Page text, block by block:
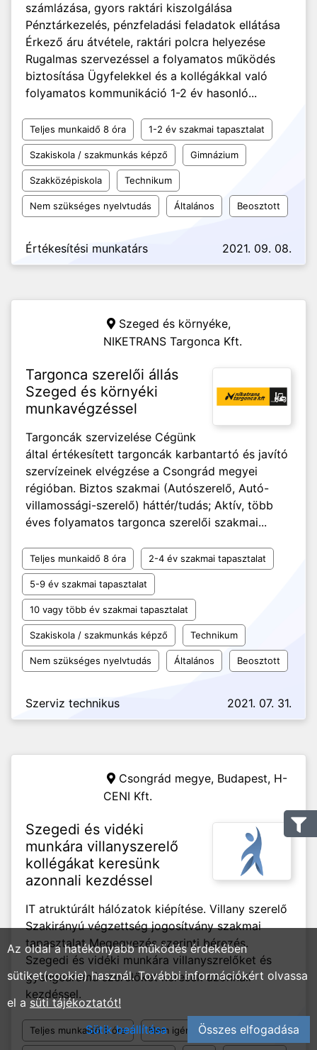
számlázása, gyors raktári kiszolgálása
Pénztárkezelés, pénzfeladási feladatok ellátása
Érkező áru átvétele, raktári polcra helyezése
Rugalmas szervezéssel a folyamatos működés
biztosítása Ügyfelekkel és a kollégákkal való
folyamatos kommunikáció 1-2 év hasonló...
Teljes munkaidő 8 óra 1-2 év szakmai tapasztalat
Szakiskola / szakmunkás képző Gimnázium
Szakközépiskola Technikum
Nem szükséges nyelvtudás Általános Beosztott
Értékesítési munkatárs 2021. 09. 08.
Szeged és környéke,
NIKETRANS Targonca Kft.
Targonca szerelői állás
Szeged és környéki
munkavégzéssel
Targoncák szervizelése Cégünk
által értékesített targoncák karbantartó és javító
szervízeinek elvégzése a Csongrád megyei
régióban. Biztos szakmai (Autószerelő, Autó-
villamossági-szerelő) háttér/tudás; Aktív, több
éves folyamatos targonca szerelői szakmai...
Teljes munkaidő 8 óra 2-4 év szakmai tapasztalat
5-9 év szakmai tapasztalat
10 vagy több év szakmai tapasztalat
Szakiskola / szakmunkás képző Technikum
Nem szükséges nyelvtudás Általános Beosztott
Szerviz technikus 2021. 07. 31.
Csongrád megye, Budapest, H-
CENI Kft.
Szegedi és vidéki
munkára villanyszerelő
kollégákat keresünk
azonnali kezdéssel
IT atruktúrált hálózatok kiépítése. Villany szerelő
Szakirányú végzettség jogosítvány szakmai
tapasztalat Megegyezés szerinti bérezés.
Szegedi és vidéki munkára villanyszrelőket és
gyengeáramú szerelőket keresek azonnali
kezdéssel.
Teljes munkaidő 8 óra Nem igényel tapasztalatot
Az oldal a hatékonyabb működés érdekében
sütiket(cookie) használ. További információkért olvassa
el asüti tájékoztatót!
Sütik beállítása
Összes elfogadása